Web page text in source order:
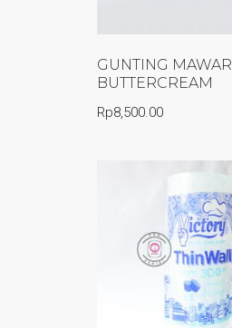
GUNTING MAWAR
BUTTERCREAM
Rp8,500.00